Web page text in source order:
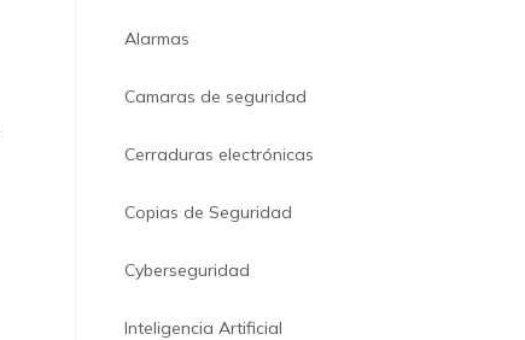
Alarmas
Camaras de seguridad
Cerraduras electrónicas
Copias de Seguridad
Cyberseguridad
Inteligencia Artificial